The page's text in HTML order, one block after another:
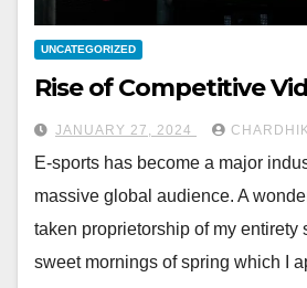
UNCATEGORIZED
Rise of Competitive
JANUARY 27, 2024
E-sports has become a major
massive global audience. A
taken proprietorship of my entirety
sweet mornings of spring which I